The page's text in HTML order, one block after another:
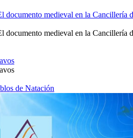
documento medieval en la Cancillería
documento medieval en la Cancillería
de Natación